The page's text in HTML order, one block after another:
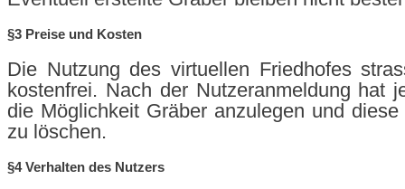
§3 Preise und Kosten
Die Nutzung des virtuellen Friedhofes
kostenfrei. Nach der Nutzeranmeldung hat
die Möglichkeit Gräber anzulegen und
zu löschen.
§4 Verhalten des Nutzers